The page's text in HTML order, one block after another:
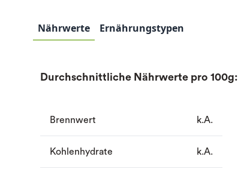
Nährwerte Ernährungstypen
Durchschnittliche Nährwerte pro 100g:
Brennwert k.A.
Kohlenhydrate k.A.